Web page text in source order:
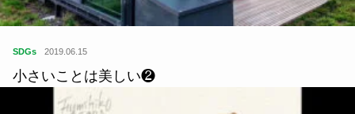
SDGs 2019.06.15
小さいことは美しい❷